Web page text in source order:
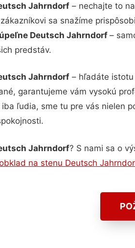
Jahrndorf – nechajte to
sa snažíme
Deutsch Jahrndorf –
predstáv.
Jahrndorf – hľadáte
garantujeme vám vysokú
ľudia, sme tu pre vás nielen
Jahrndorf? S nami sa o
na stenu Deutsch